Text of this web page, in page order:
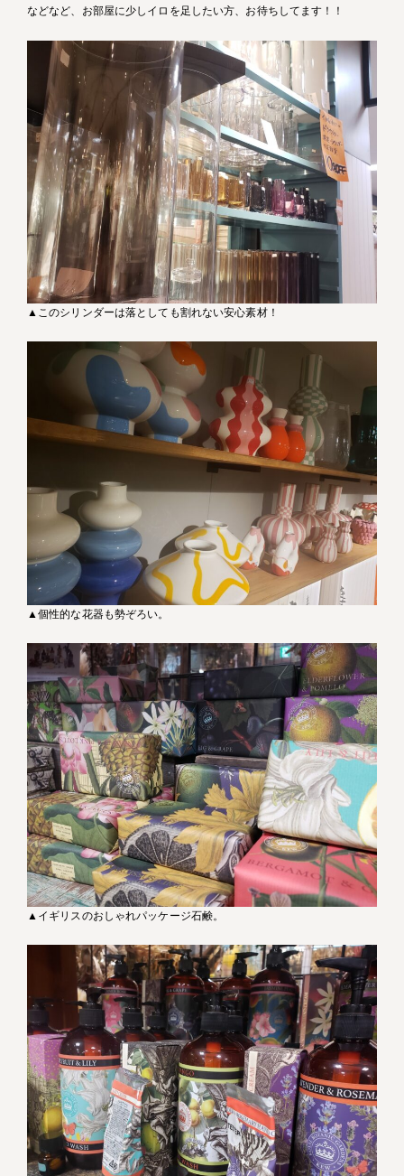
などなど、お部屋に少しイロを足したい方、お待ちしてます！！
▲このシリンダーは落としても割れない安心素材！
▲個性的な花器も勢ぞろい。
▲イギリスのおしゃれパッケージ石鹸。